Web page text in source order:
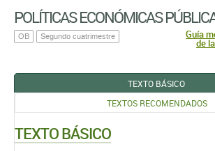
POLÍTICAS ECONÓMICAS
OB Segundo cuatrimestre Guía
de
TEXTO BÁSICO
TEXTOS RECOMENDADOS
TEXTO BÁSICO